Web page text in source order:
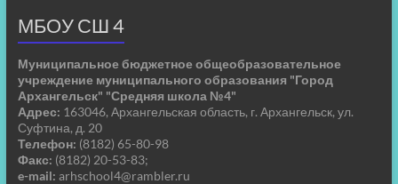
МБОУ СШ 4
Муниципальное бюджетное общеобразовательное
учреждение муниципального образования "Город
Архангельск" "Средняя школа №4"
Адрес: 163046, Архангельская область, г. Архангельск, ул.
Суфтина, д. 20
Телефон: (8182) 65-80-98
Факс: (8182) 20-53-83;
e-mail: arhschool4@rambler.ru